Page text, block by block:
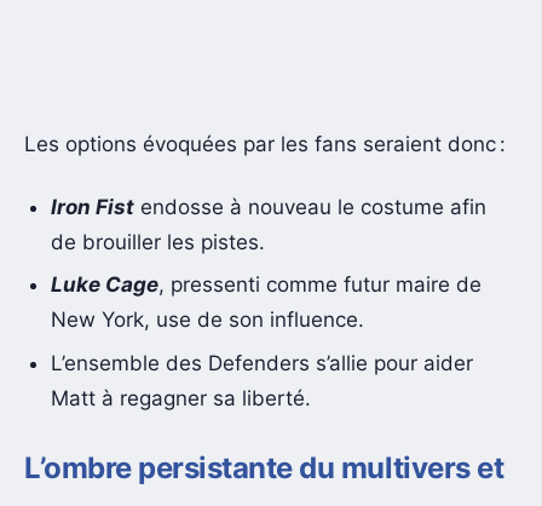
Les options évoquées par les fans seraient donc :
Iron Fist endosse à nouveau le costume afin
de brouiller les pistes.
Luke Cage, pressenti comme futur maire de
New York, use de son influence.
L’ensemble des Defenders s’allie pour aider
Matt à regagner sa liberté.
L’ombre persistante du multivers et